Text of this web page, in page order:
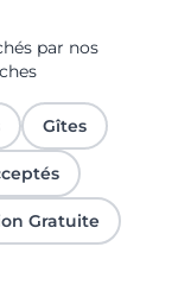
par nos
Gîtes
Gratuite